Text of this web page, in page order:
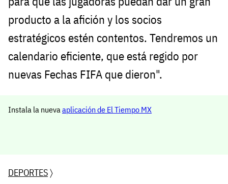
producto a la afición y los socios
estratégicos estén contentos. Tendremos un
calendario eficiente, que está regido por
nuevas Fechas FIFA que dieron".
Instala la nuevaaplicación de El Tiempo MX
DEPORTES〉